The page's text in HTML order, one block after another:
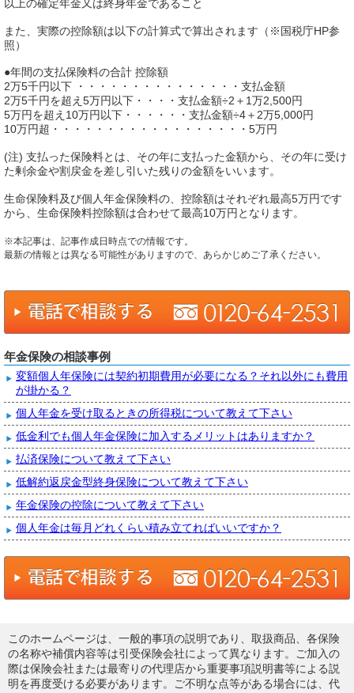
以上の確定年金又は終身年金であること
また、実際の控除額は以下の計算式で算出されます（※国税庁HP参
照）
●年間の支払保険料の合計 控除額
2万5千円以下 ・・・・・・・・・・・・・・・支払金額
2万5千円を超え5万円以下・・・・支払金額÷2＋1万2,500円
5万円を超え10万円以下・・・・・・支払金額÷4＋2万5,000円
10万円超・・・・・・・・・・・・・・・・・・5万円
(注) 支払った保険料とは、その年に支払った金額から、その年に受け
た剰余金や割戻金を差し引いた残りの金額をいいます。
生命保険料及び個人年金保険料の、控除額はそれぞれ最高5万円です
から、生命保険料控除額は合わせて最高10万円となります。
※本記事は、記事作成日時点での情報です。
最新の情報とは異なる可能性がありますので、あらかじめご了承ください。
年金保険の相談事例
変額個人年保険には契約初期費用が必要になる？それ以外にも費用
が掛かる？
個人年金を受け取るときの所得税について教えて下さい
低金利でも個人年金保険に加入するメリットはありますか？
払済保険について教えて下さい
低解約返戻金型終身保険について教えて下さい
年金保険の控除について教えて下さい
個人年金は毎月どれくらい積み立てればいいですか？
このホームページは、一般的事項の説明であり、取扱商品、各保険
の名称や補償内容等は引受保険会社によって異なります。ご加入の
際は保険会社または最寄りの代理店から重要事項説明書等による説
明を再度受ける必要があります。ご不明な点等がある場合には、代